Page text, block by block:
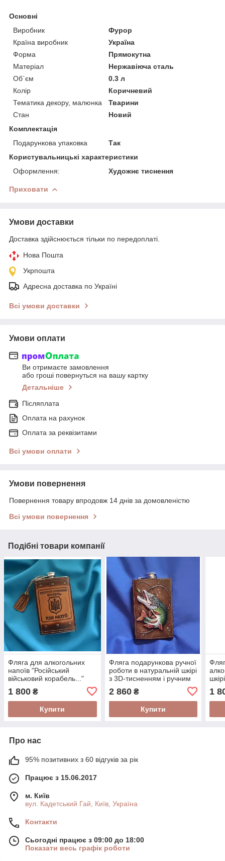
Основні
Виробник
Фурор
Країна виробник
Україна
Форма
Прямокутна
Матеріал
Нержавіюча сталь
Об`єм
0.3 л
Колір
Коричневий
Тематика декору, малюнка
Тварини
Стан
Новий
Комплектація
Подарункова упаковка
Так
Користувальницькі характеристики
Оформлення:
Художнє тиснення
Приховати
Умови доставки
Доставка здійснюється тільки по передоплаті.
Нова Пошта
Укрпошта
Адресна доставка по Україні
Всі умови доставки
Умови оплати
Ви отримаєте замовлення
або гроші повернуться на вашу картку
Детальніше
Післяплата
Оплата на рахунок
Оплата за реквізитами
Всі умови оплати
Умови повернення
Повернення товару впродовж 14 днів за домовленістю
Всі умови повернення
Подібні товари компанії
Фляга для алкогольних
напоїв "Російський
військовий корабель..."
натуральній шкірі з
тисненням
1 800 ₴
Купити
Фляга подарункова ручної
роботи в натуральній шкірі
з 3D-тисненням і ручним
2 860₴
Купити
1
Про нас
95% позитивних з 60 відгуків за рік
Працює з 15.06.2017
м. Київ
вул. Кадетський Гай, Київ, Україна
Контакти
Сьогодні працює з 09:00 до 18:00
Показати весь графік роботи